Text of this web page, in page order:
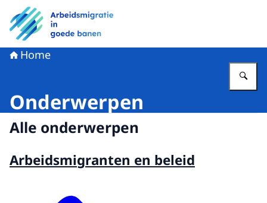
Naar de homepage van Arbeidsmigratie in goede banen
Home
Onderwerpen
Alle onderwerpen
Arbeidsmigranten en beleid